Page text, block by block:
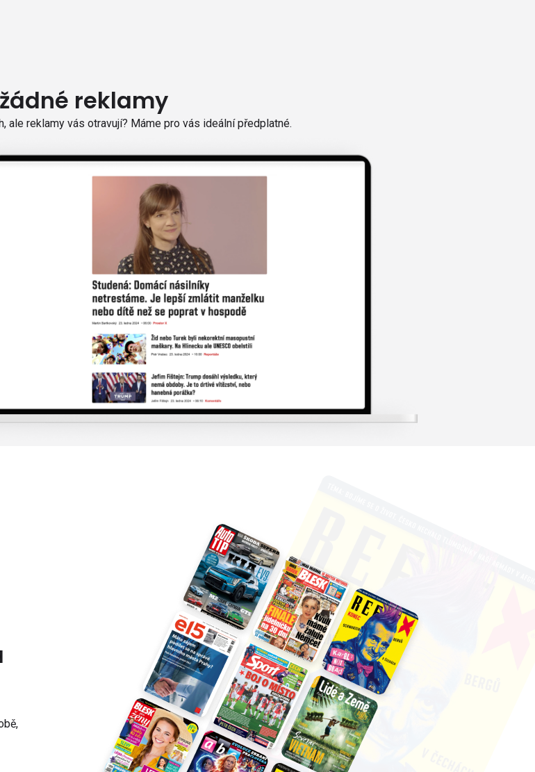
žádné reklamy
ale reklamy vás otravují? Máme pro vás ideální předplatné.